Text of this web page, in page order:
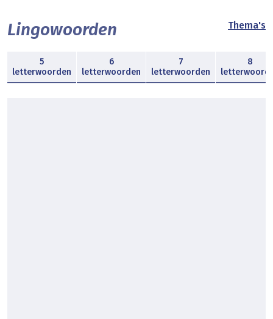
Lingowoorden Thema's
5
letterwoorden
6
letterwoorden
7
letterwoorden
8